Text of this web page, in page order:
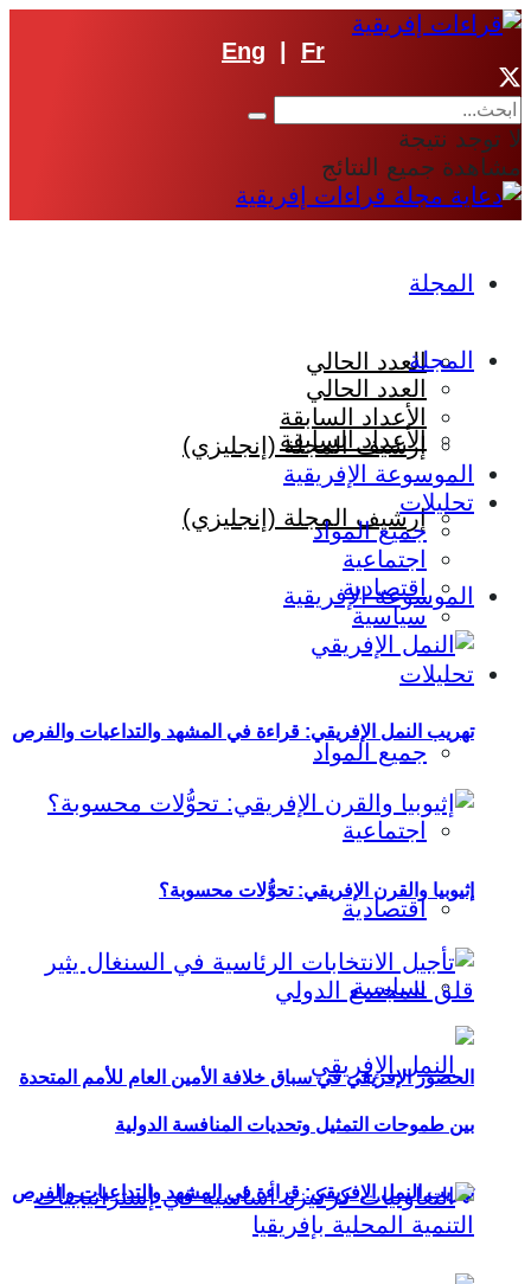
Eng Fr
لا توجد نتيجة
مشاهدة جميع النتائج
المجلة
العدد الحالي
الأعداد السابقة
إرشيف المجلة (إنجليزي)
الموسوعة الإفريقية
تحليلات
جميع المواد
اجتماعية
اقتصادية
سياسية
تهريب النمل الإفريقي: قراءة في المشهد والتداعيات والفرص
المجلة
العدد الحالي
الأعداد السابقة
إرشيف المجلة (إنجليزي)
الموسوعة الإفريقية
تحليلات
جميع المواد
اجتماعية
اقتصادية
سياسية
تهريب النمل الإفريقي: قراءة في المشهد والتداعيات والفرص
إثيوبيا والقرن الإفريقي: تحوُّلات محسوبة؟
الحضور الإفريقي في سباق خلافة الأمين العام للأمم المتحدة
بين طموحات التمثيل وتحديات المنافسة الدولية